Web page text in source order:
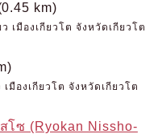
km)
เมืองเกียวโต จังหวัดเกียวโต
มืองเกียวโต จังหวัดเกียวโต
โซ (Ryokan Nissho-